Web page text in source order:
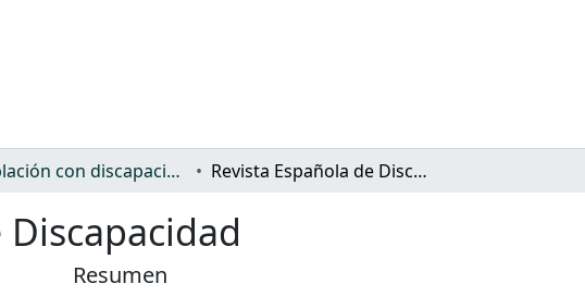
Población con discapacidad: general Revista Española de Discapacidad
Discapacidad
Resumen